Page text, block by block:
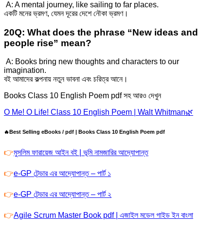
A: A mental journey, like sailing to far places.
একটি মনের ভ্রমণ, যেমন দূরের দেশে নৌকা ভ্রমণ।
20Q: What does the phrase “New ideas and
people rise” mean?
A: Books bring new thoughts and characters to our
imagination.
বই আমাদের কল্পনায় নতুন ভাবনা এবং চরিত্র আনে।
Books Class 10 English Poem pdf সহ আরও দেখুন
O Me! O Life! Class 10 English Poem | Walt Whitman🌿
🔥Best Selling eBooks / pdf | Books Class 10 English Poem pdf
👉মুসলিম ফারায়েজ আইন বই | ভূমি নামজারির আদ্যোপান্ত
👉e-GP টেন্ডার এর আদ্যোপান্ত – পার্ট ১
👉e-GP টেন্ডার এর আদ্যোপান্ত – পার্ট ২
👉Agile Scrum Master Book pdf | এজাইল মডেল গাইড ইন বাংলা